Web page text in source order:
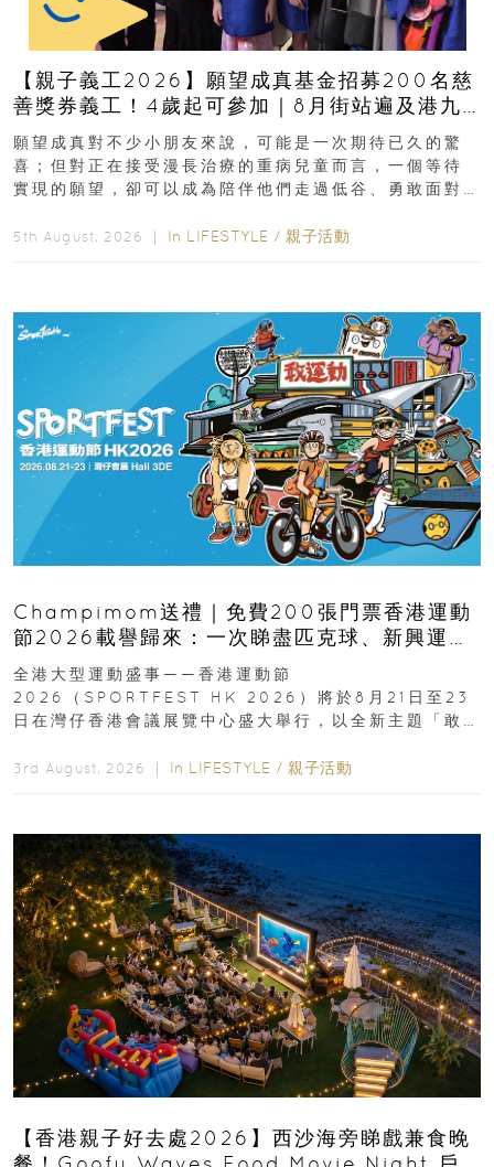
【親子義工2026】願望成真基金招募200名慈
善獎券義工！4歲起可參加｜8月街站遍及港九
新界
願望成真對不少小朋友來說，可能是一次期待已久的驚
喜；但對正在接受漫長治療的重病兒童而言，一個等待
實現的願望，卻可以成為陪伴他們走過低谷、勇敢面對
5th August, 2026 ｜ In LIFESTYLE / 親子活動
Champimom送禮｜免費200張門票香港運動
節2026載譽歸來：一次睇盡匹克球、新興運
動、街舞比賽＋逾百運動品牌展覽
全港大型運動盛事——香港運動節
2026（SPORTFEST HK 2026）將於8月21日至23
日在灣仔香港會議展覽中心盛大舉行，以全新主題「敢
3rd August, 2026 ｜ In LIFESTYLE / 親子活動
【香港親子好去處2026】西沙海旁睇戲兼食晚